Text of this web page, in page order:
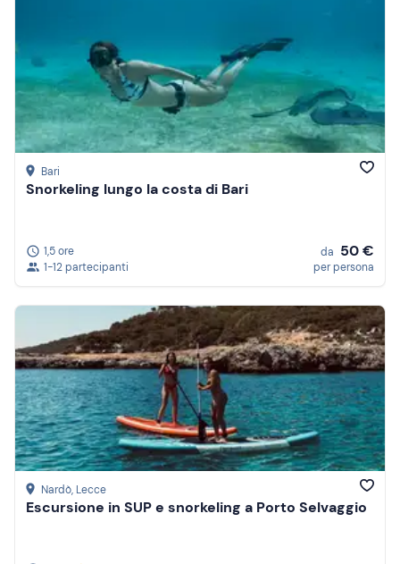
Bari
Snorkeling lungo la costa di Bari
1,5 ore
1-12 partecipanti
da 50 €
per persona
Nardò, Lecce
Escursione in SUP e snorkeling a Porto Selvaggio